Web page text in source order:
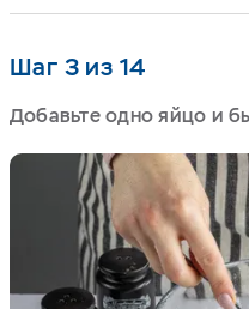
Шаг 3 из 14
Добавьте одно яйцо и